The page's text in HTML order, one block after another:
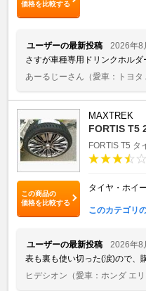
価格を比較する
ユーザーの最新投稿
2026年8
さすが車種専用ドリンクホルダ
あーるじーさん （愛車：トヨタ
この商品の
価格を比較する
MAXTREK
FORTIS T5
FORTIS T5 タ
タイヤ・ホイ
このカテゴリ
ユーザーの最新投稿
2026年8
表も裏も使い切った(涙)ので、
ヒデシオン （愛車：ホンダ エリ